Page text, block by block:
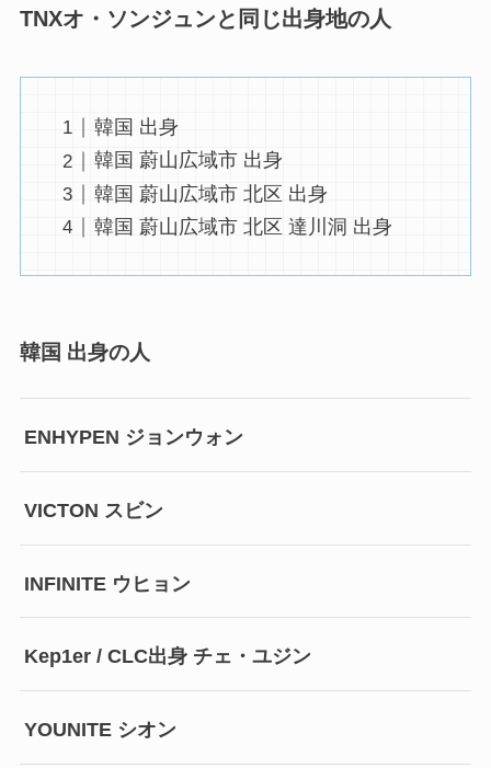
TNXオ・ソンジュンと同じ出身地の人
韓国 出身
韓国 蔚山広域市 出身
韓国 蔚山広域市 北区 出身
韓国 蔚山広域市 北区 達川洞 出身
韓国 出身の人
ENHYPEN ジョンウォン
VICTON スビン
INFINITE ウヒョン
Kep1er / CLC出身 チェ・ユジン
YOUNITE シオン